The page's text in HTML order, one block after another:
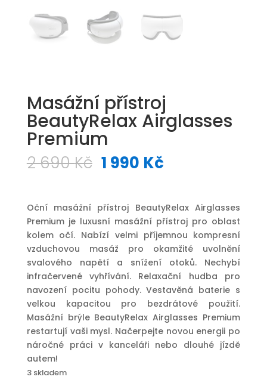
Masážní přístroj
BeautyRelax Airglasses
Premium
2 690Kč Původní
cena
2
690 Kč.
1 990 KčAktuální
1
990 Kč.
Oční masážní přístroj BeautyRelax Airglasses
Premium je luxusní masážní přístroj pro oblast
kolem očí. Nabízí velmi příjemnou kompresní
vzduchovou masáž pro okamžité uvolnění
svalového napětí a snížení otoků. Nechybí
infračervené vyhřívání. Relaxační hudba pro
navození pocitu pohody. Vestavěná baterie s
velkou kapacitou pro bezdrátové použití.
Masážní brýle BeautyRelax Airglasses Premium
restartují vaši mysl. Načerpejte novou energii po
náročné práci v kanceláři nebo dlouhé jízdě
autem!
3 skladem